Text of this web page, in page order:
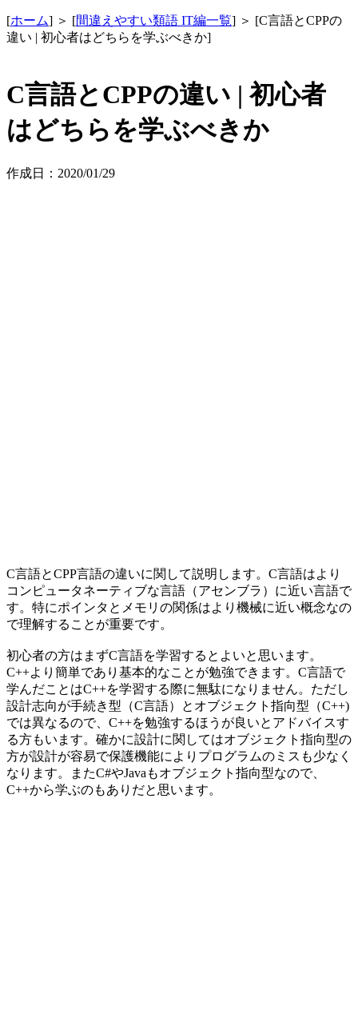
[ホーム] ＞ [間違えやすい類語 IT編一覧] ＞ [C言語とCPPの
違い | 初心者はどちらを学ぶべきか]
C言語とCPPの違い | 初心者
はどちらを学ぶべきか
作成日：2020/01/29
C言語とCPP言語の違いに関して説明します。C言語はより
コンピュータネーティブな言語（アセンブラ）に近い言語で
す。特にポインタとメモリの関係はより機械に近い概念なの
で理解することが重要です。
初心者の方はまずC言語を学習するとよいと思います。
C++より簡単であり基本的なことが勉強できます。C言語で
学んだことはC++を学習する際に無駄になりません。ただし
設計志向が手続き型（C言語）とオブジェクト指向型（C++)
では異なるので、C++を勉強するほうが良いとアドバイスす
る方もいます。確かに設計に関してはオブジェクト指向型の
方が設計が容易で保護機能によりプログラムのミスも少なく
なります。またC#やJavaもオブジェクト指向型なので、
C++から学ぶのもありだと思います。